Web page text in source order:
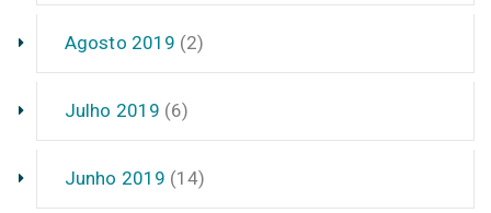
Agosto 2019 (2)
Julho 2019 (6)
Junho 2019 (14)